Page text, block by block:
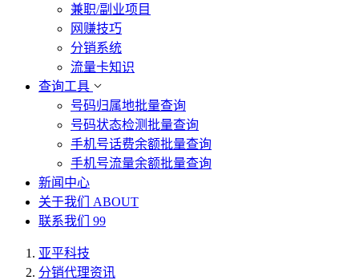
兼职/副业项目
网赚技巧
分销系统
流量卡知识
查询工具
号码归属地批量查询
号码状态检测批量查询
手机号话费余额批量查询
手机号流量余额批量查询
新闻中心
关于我们 ABOUT
联系我们 99
亚平科技
分销代理资讯